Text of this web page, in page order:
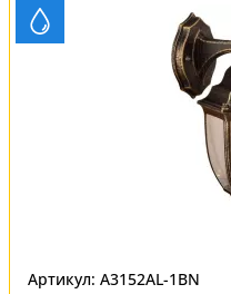
Артикул: A3152AL-1BN